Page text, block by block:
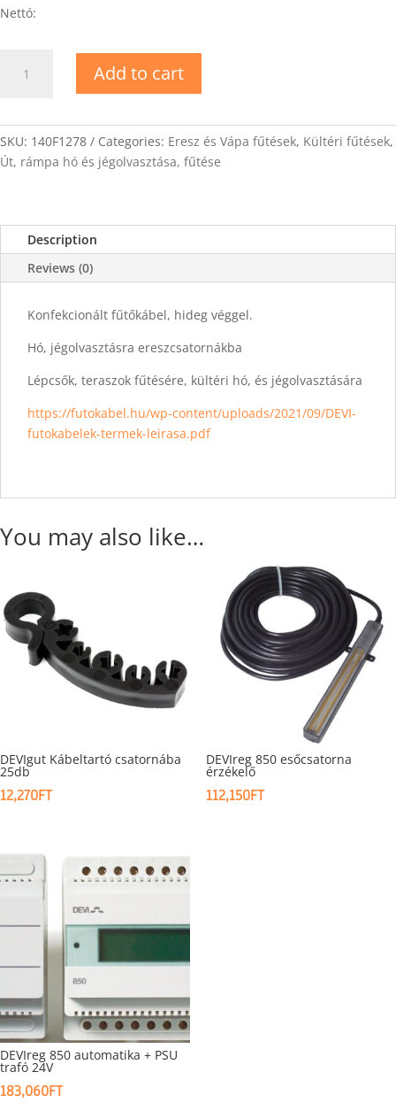
Nettó:
quantity
Add to cart
SKU: 140F1278 Categories: Eresz és Vápa fűtések, Kültéri fűtések,
Út, rámpa hó és jégolvasztása, fűtése
Description
Reviews (0)
Konfekcionált fűtőkábel, hideg véggel.
Hó, jégolvasztásra ereszcsatornákba
Lépcsők, teraszok fűtésére, kültéri hó, és jégolvasztására
https://futokabel.hu/wp-content/uploads/2021/09/DEVI-
futokabelek-termek-leirasa.pdf
You may also like…
DEVIgut Kábeltartó csatornába
25db
12,270FT
DEVIreg 850 esőcsatorna
érzékelő
112,150FT
DEVIreg 850 automatika + PSU
trafó 24V
183,060FT